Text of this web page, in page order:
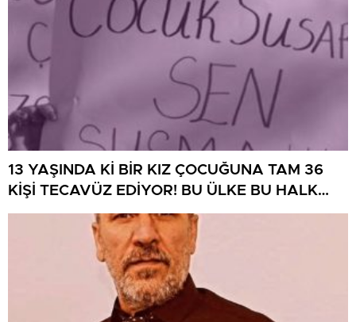
13 YAŞINDA Kİ BİR KIZ ÇOCUĞUNA TAM 36
KİŞİ TECAVÜZ EDİYOR! BU ÜLKE BU HALK
NEREYE SAVRULDU NASIL SAVRULDU!